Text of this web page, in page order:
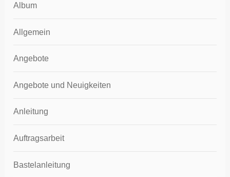
Album
Allgemein
Angebote
Angebote und Neuigkeiten
Anleitung
Auftragsarbeit
Bastelanleitung